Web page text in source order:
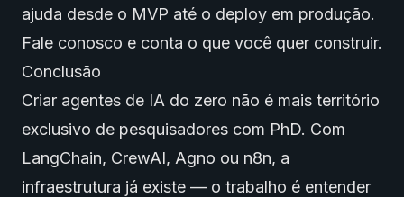
ajuda desde o MVP até o deploy em produção.
Fale conosco e conta o que você quer construir.
Conclusão
Criar agentes de IA do zero não é mais território
exclusivo de pesquisadores com PhD. Com
LangChain, CrewAI, Agno ou n8n, a
infraestrutura já existe — o trabalho é entender